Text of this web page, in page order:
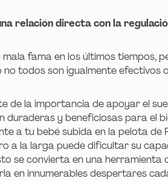
relación directa con la
fama en los últimos tiempos,
todos son igualmente efectivos
de la importancia de apoyar el
duraderas y beneficiosas para el
a tu bebé subida en la pelota de
a la larga puede dificultar su
se convierta en una
en innumerables despertares